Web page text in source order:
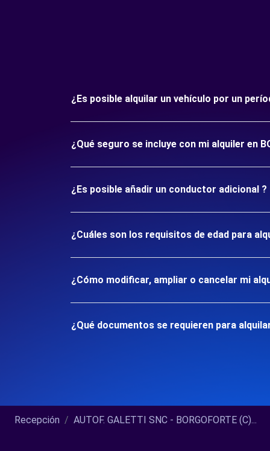
¿Es posible alquilar un vehículo por un
¿Qué seguro se incluye con mi alquiler en
¿Es posible añadir un conductor adicional ?
¿Cuáles son los requisitos de edad para
¿Cómo modificar, ampliar o cancelar mi
¿Qué documentos se requieren para
Recepción AUTOF. GALETTI SNC - BORGOFORTE (C)...